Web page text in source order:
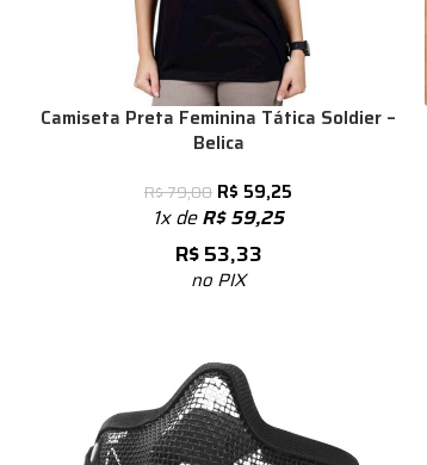
Camiseta Preta Feminina Tática Soldier –
Belica
R$79,00 R$ 59,25
1x deR$59,25
R$53,33
no PIX